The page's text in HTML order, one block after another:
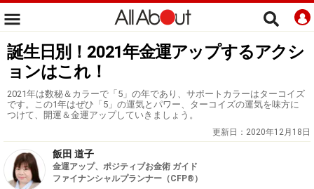
誕生日別！2021年金運アップするアクシ
ョンはこれ！
2021年は数秘＆カラーで「5」の年であり、サポートカラーはターコイズ
です。この1年はぜひ「5」の運気とパワー、ターコイズの運気を味方に
つけて、開運＆金運アップしていきましょう。
更新日： 2020年12月18日
飯田 道子
金運アップ、ポジティブお金術 ガイド
ファイナンシャルプランナー（CFP®）